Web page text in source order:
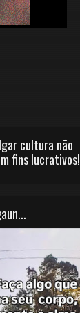
cultura não
fins lucrativos!